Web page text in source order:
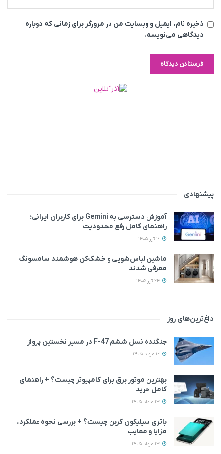
ذخیره نام، ایمیل و وبسایت من در مرورگر برای زمانی که دوباره
دیدگاهی می‌نویسم.
پیشنهادی
آموزش دسترسی به Gemini برای کاربران ایرانی؛
راهنمای کامل رفع محدودیت
ماشین لباس‌شویی‌ و خشک‌کن هوشمند سامسونگ
معرفی شدند
داغ‌ترین‌های روز
جنگنده نسل ششم F-47 در مسیر نخستین پرواز
بهترین موتور برق برای کامپیوتر چیست؟ + راهنمای
کامل خرید
باتری سیلیکون کربن چیست؟ + بررسی نحوه عملکرد،
مزایا و معایب